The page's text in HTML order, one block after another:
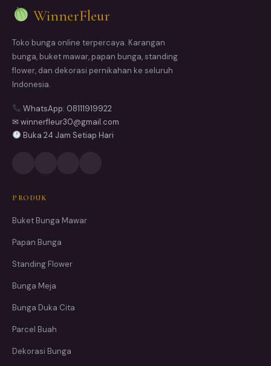
WinnerFleur
Toko bunga online terpercaya. Karangan
bunga, buket mawar, papan bunga, standing
flower, dan dekorasi pernikahan ke seluruh
Indonesia.
WhatsApp: 08111919922
✉ winnerfleur30@gmail.com
Buka 24 Jam Setiap Hari
PRODUK
Buket Bunga Mawar
Papan Bunga
Standing Flower
Bunga Meja
Bunga Duka Cita
Parcel Buah
Dekorasi Bunga